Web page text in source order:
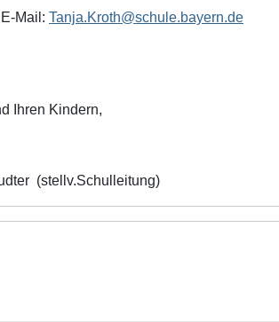
Mail: Tanja.Kroth@schule.bayern.de
Ihren Kindern,